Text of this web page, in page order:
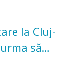
la Cluj-
să
an